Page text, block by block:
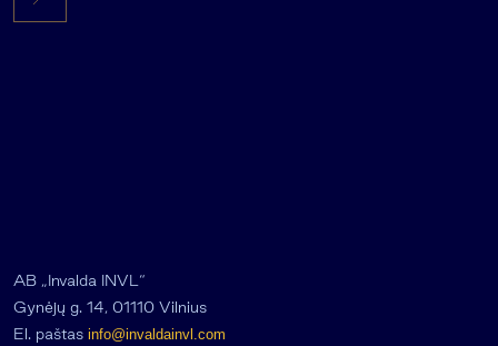
AB „Invalda INVL“
Gynėjų g. 14, 01110 Vilnius
El. paštas info@invaldainvl.com